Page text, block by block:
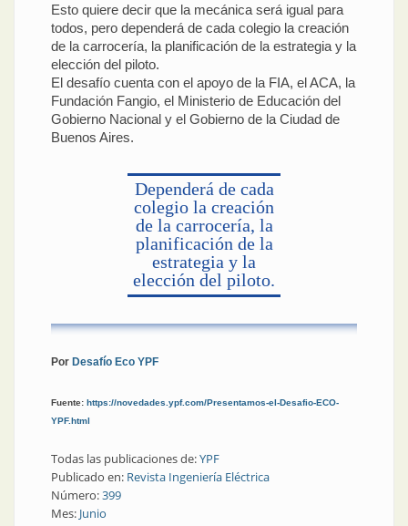
Esto quiere decir que la mecánica será igual para
todos, pero dependerá de cada colegio la creación
de la carrocería, la planificación de la estrategia y la
elección del piloto.
El desafío cuenta con el apoyo de la FIA, el ACA, la
Fundación Fangio, el Ministerio de Educación del
Gobierno Nacional y el Gobierno de la Ciudad de
Buenos Aires.
Dependerá de cada
colegio la creación
de la carrocería, la
planificación de la
estrategia y la
elección del piloto.
Por Desafío Eco YPF
Fuente: https://novedades.ypf.com/Presentamos-el-Desafio-ECO-
YPF.html
Todas las publicaciones de:YPF
Publicado en: Revista Ingeniería Eléctrica
Número:399
Mes: Junio